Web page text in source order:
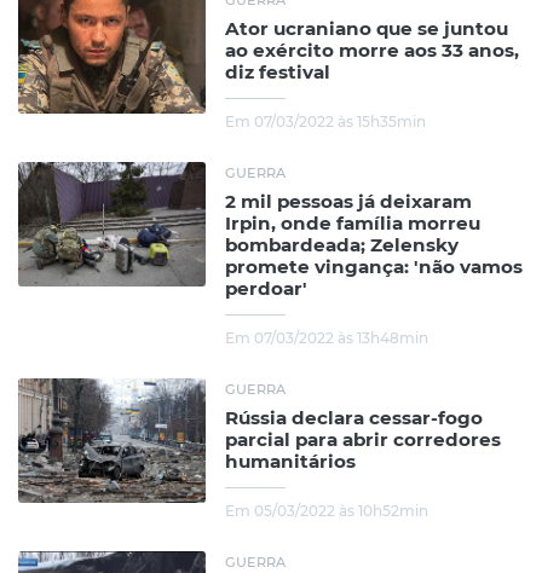
Ator ucraniano que se juntou
ao exército morre aos 33 anos,
diz festival
Em 07/03/2022 às 15h35min
GUERRA
2 mil pessoas já deixaram
Irpin, onde família morreu
bombardeada; Zelensky
promete vingança: 'não vamos
perdoar'
Em 07/03/2022 às 13h48min
GUERRA
Rússia declara cessar-fogo
parcial para abrir corredores
humanitários
Em 05/03/2022 às 10h52min
GUERRA